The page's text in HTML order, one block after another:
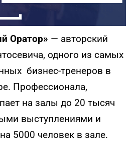
Оратор» — авторский
одного из самых
бизнес-тренеров в
Профессионала,
на залы до 20 тысяч
выступлениями и
5000 человек в зале.